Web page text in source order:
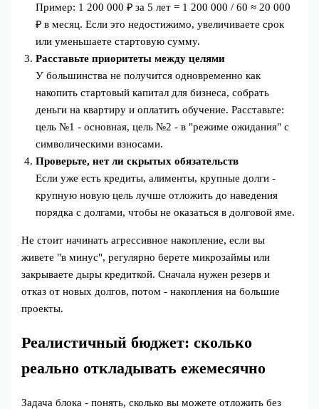
Пример: 1 200 000 ₽ за 5 лет = 1 200 000 / 60 ≈ 20 000
₽ в месяц. Если это недостижимо, увеличиваете срок
или уменьшаете стартовую сумму.
Расставьте приоритеты между целями
У большинства не получится одновременно как
накопить стартовый капитал для бизнеса, собрать
деньги на квартиру и оплатить обучение. Расставьте:
цель №1 - основная, цель №2 - в "режиме ожидания" с
символическими взносами.
Проверьте, нет ли скрытых обязательств
Если уже есть кредиты, алименты, крупные долги -
крупную новую цель лучше отложить до наведения
порядка с долгами, чтобы не оказаться в долговой яме.
Не стоит начинать агрессивное накопление, если вы
живете "в минус", регулярно берете микрозаймы или
закрываете дыры кредиткой. Сначала нужен резерв и
отказ от новых долгов, потом - накопления на большие
проекты.
Реалистичный бюджет: сколько
реально откладывать ежемесячно
Задача блока - понять, сколько вы можете отложить без